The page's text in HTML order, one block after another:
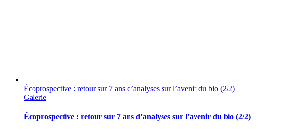
Écoprospective : retour sur 7 ans d’analyses sur l’avenir du bio (2/2)
Galerie
Écoprospective : retour sur 7 ans d’analyses sur l’avenir du bio (2/2)